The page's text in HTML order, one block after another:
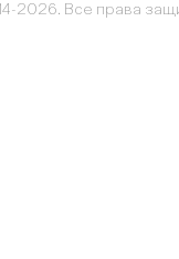
2026. Все права